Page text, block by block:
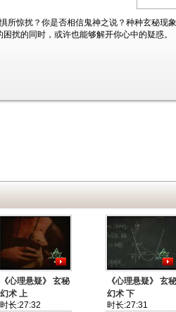
所惊扰？你是否相信鬼神之说？种种玄秘现
扰的同时，或许也能够解开你心中的疑惑。
《心理悬疑》 玄秘
幻术 上
时长:27:32
《心理悬疑》 玄秘
幻术 下
时长:27:31